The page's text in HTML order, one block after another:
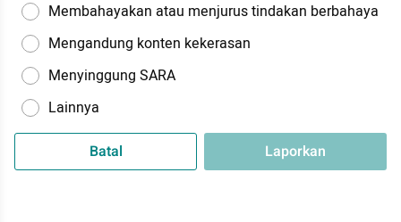
Membahayakan atau menjurus tindakan berbahaya
Mengandung konten kekerasan
Menyinggung SARA
Lainnya
Batal Laporkan